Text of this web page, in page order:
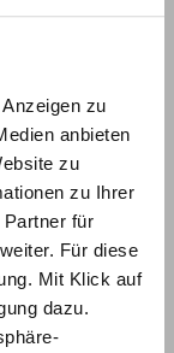
zu
anbieten
zu
zu Ihrer
für
Für diese
Mit Klick auf
dazu.